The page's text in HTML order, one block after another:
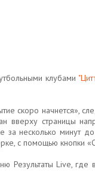
клубами
скоро начнется»,
вверху страницы
за несколько минут
с помощью кнопки
Результаты Live, где